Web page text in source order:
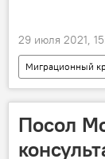
29 июля 2021,
Миграционный
Гитанас Науседа
Посол